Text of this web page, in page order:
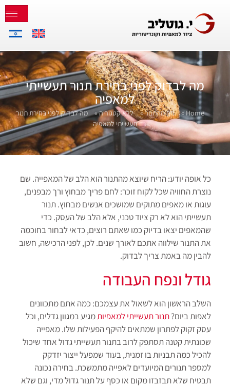
מה לבדוק לפני בחירת תנור תעשייתי
למאפיה
Home
» חם מהתנור» ללא קטגוריה» מה לבדוק לפני בחירת תנור
תעשייתי למאפיה
כל אופה יודע: הריח שיוצא מהתנור הוא הלב של המאפייה. שם
נוצרת החוויה שכל לקוח זוכר: לחם פריך מבחוץ ורך מבפנים,
עוגות או מאפים מתוקים שמושכים אנשים מבחוץ. תנור
תעשייתי הוא לא רק ציוד טכני, אלא הלב של העסק. כדי
שהמאפים יצאו בדיוק כמו שאתם רוצים, כדאי לבחור בחוכמה
את התנור שילווה אתכם לאורך שנים. לכן, לפני הרכישה, חשוב
להבין מה באמת צריך לבדוק.
גודל ונפח העבודה
השלב הראשון הוא לשאול את עצמכם: כמה אתם מתכוונים
לאפות ביום?תנור תעשייתי למאפיותמגיע במגוון גדלים, וכל
עסק זקוק לפתרון שמתאים להיקף הפעילות שלו. מאפייה
שכונתית קטנה תסתפק לרוב בתנור תעשייתי גדול אחד שיכול
להכיל כמה תבניות בו זמנית, בעוד שמפעל ייצור יזדקק
למספר תנורים המיועדים לאפייה מתמשכת. בחירה נכונה
תבטיח שלא תבזבזו מקום או כסף על תנור גדול מדי, וגם שלא